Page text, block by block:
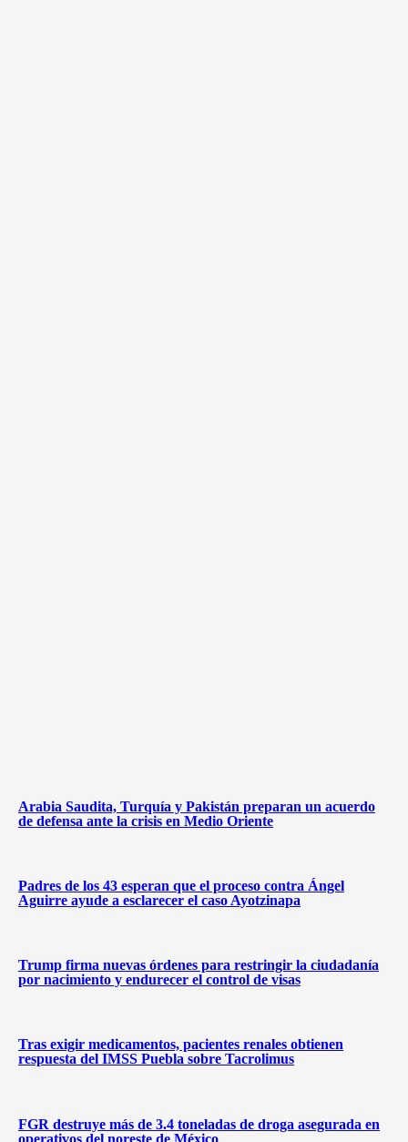
Arabia Saudita, Turquía y Pakistán preparan un acuerdo
de defensa ante la crisis en Medio Oriente
Padres de los 43 esperan que el proceso contra Ángel
Aguirre ayude a esclarecer el caso Ayotzinapa
Trump firma nuevas órdenes para restringir la ciudadanía
por nacimiento y endurecer el control de visas
Tras exigir medicamentos, pacientes renales obtienen
respuesta del IMSS Puebla sobre Tacrolimus
FGR destruye más de 3.4 toneladas de droga asegurada en
operativos del noreste de México